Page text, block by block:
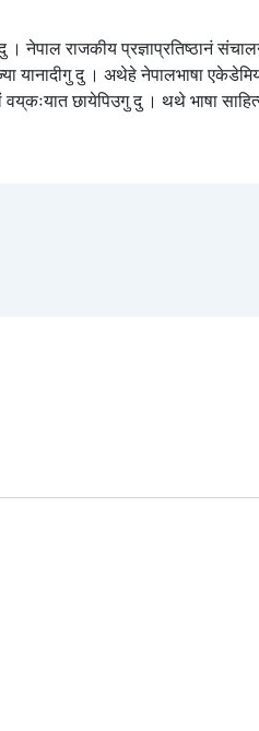
नेपाल राजकीय प्रज्ञाप्रतिष्ठानं
यानादीगु दु । अथेहे नेपालभाषा
छायेपिउगु दु । थथे भाषा